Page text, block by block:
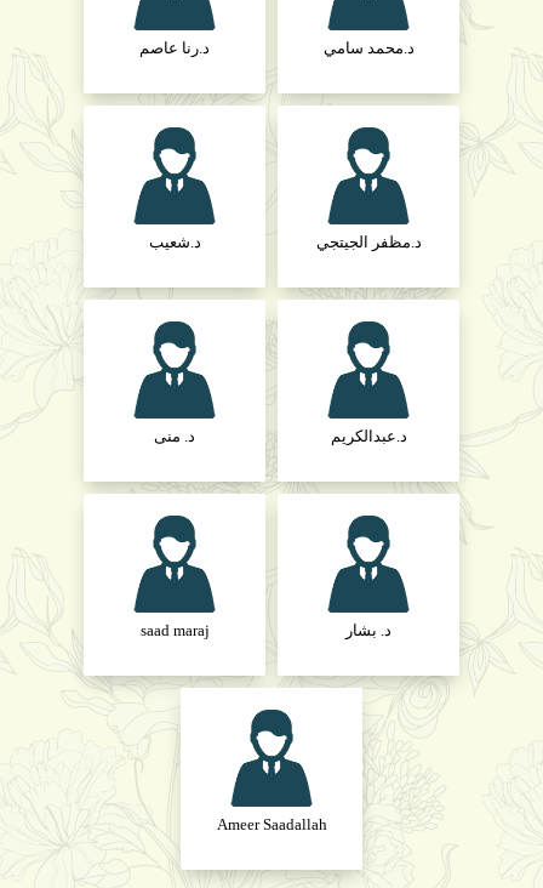
د.محمد سامي د.رنا عاصم
د.مظفر الجيتجي د.شعيب
د.عبدالكريم د. منى
د. بشار saad maraj
Ameer Saadallah